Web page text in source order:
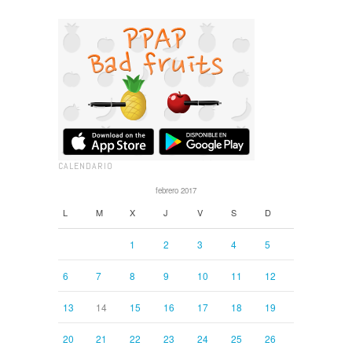
CALENDARIO
febrero 2017
L M X J V S D
1 2 3 4 5
6 7 8 9 10 11 12
13 14 15 16 17 18 19
20 21 22 23 24 25 26